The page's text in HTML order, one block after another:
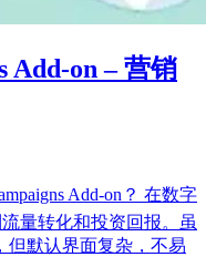
Add-on – 营销
Add-on？ 在数字
量转化和投资回报。虽
但默认界面复杂，不易